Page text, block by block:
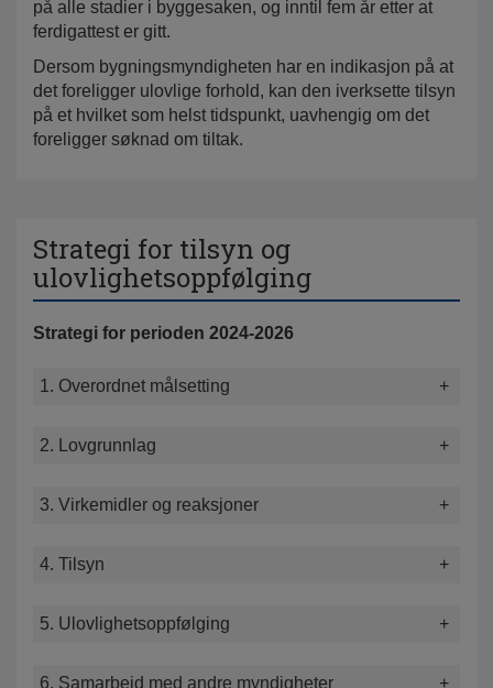
på alle stadier i byggesaken, og inntil fem år etter at
ferdigattest er gitt.
Dersom bygningsmyndigheten har en indikasjon på at
det foreligger ulovlige forhold, kan den iverksette tilsyn
på et hvilket som helst tidspunkt, uavhengig om det
foreligger søknad om tiltak.
Strategi for tilsyn og
ulovlighetsoppfølging
Strategi for perioden 2024-2026
1. Overordnet målsetting
2. Lovgrunnlag
3. Virkemidler og reaksjoner
4. Tilsyn
5. Ulovlighetsoppfølging
6. Samarbeid med andre myndigheter